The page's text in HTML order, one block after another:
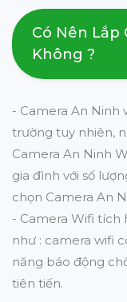
Có Nên Lắp
Không ?
- Camera An
trường tuy nhiên,
Camera An Ninh
gia đình với số
chọn Camera An
- Camera Wifi
như : camera wifi
năng báo động
tiên tiến.